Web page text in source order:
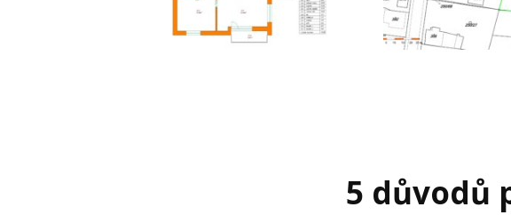
5 důvodů